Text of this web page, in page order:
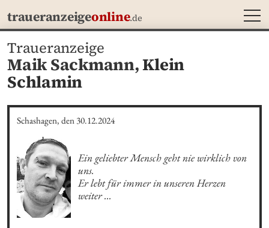
traueranzeigeonline.de
Traueranzeige
Maik Sackmann,Klein
Schlamin
Schashagen, den 30.12.2024
Ein geliebter Mensch geht nie wirklich von
uns.
Er lebt für immer in unseren Herzen
weiter ...